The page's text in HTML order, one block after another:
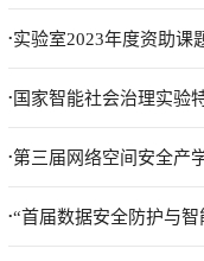
.实验室2023年度资助课
. 国家智能社会治理实验
.第三届网络空间安全产
.“首届数据安全防护与